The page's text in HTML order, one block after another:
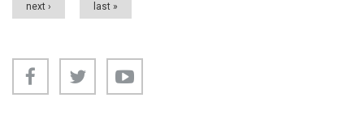
next › last »